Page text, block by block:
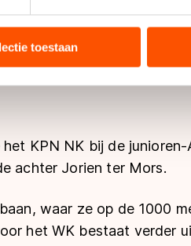
site met onze partners voor
die u aan hen heeft verstrekt
aan landen buiten de EU,
op ‘Toestaan’ te klikken,
toestaan
KPN NK bij de junioren-
achter Jorien ter Mors.
waar ze op de 1000
het WK bestaat verder